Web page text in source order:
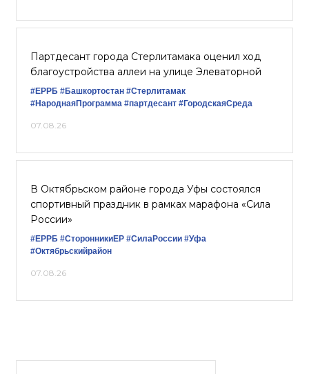
Партдесант города Стерлитамака оценил ход
благоустройства аллеи на улице Элеваторной
#ЕРРБ #Башкортостан #Стерлитамак
#НароднаяПрограмма #партдесант #ГородскаяСреда
07.08.26
В Октябрьском районе города Уфы состоялся
спортивный праздник в рамках марафона «Сила
России»
#ЕРРБ #СторонникиЕР #СилаРоссии #Уфа
#Октябрьскийрайон
07.08.26